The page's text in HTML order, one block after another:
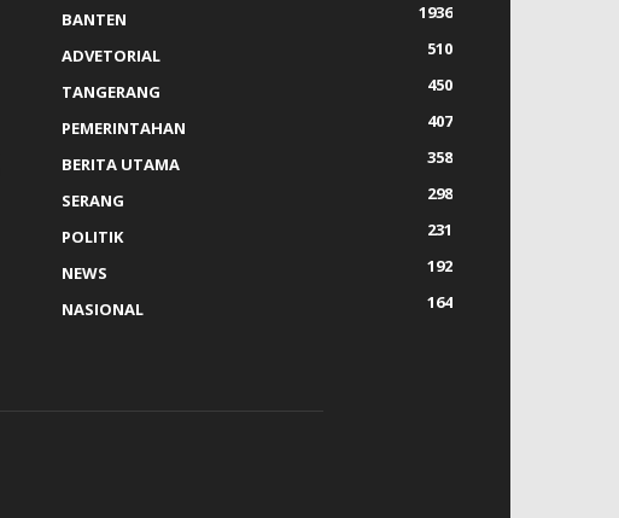
BANTEN
1936
ADVETORIAL
510
TANGERANG
450
PEMERINTAHAN
407
BERITA UTAMA
358
SERANG
298
POLITIK
231
NEWS
192
NASIONAL
164